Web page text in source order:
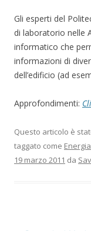
Gli esperti del
di laboratorio nelle
informatico che
informazioni di
dell’edificio (ad
Approfondimenti:
Questo articolo è
taggato come
19 marzo 2011 da